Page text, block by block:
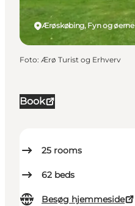
Book
25 rooms
62 beds
Besøg hjemmeside
Ærøskøbing, Fyn og øerne
Foto: Ærø Turist og Erhverv